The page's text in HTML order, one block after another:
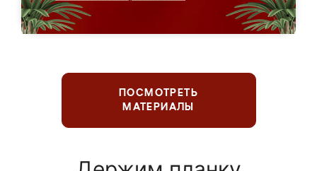
ПОСМОТРЕТЬ
МАТЕРИАЛЫ